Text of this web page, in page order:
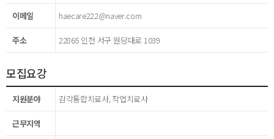
이메일 haecare222@naver.com
주소 22865 인천 서구 원당대로 1039
모집요강
지원분야 감각통합치료사, 작업치료사
근무지역